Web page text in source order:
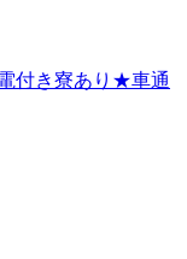
付き寮あり★車通